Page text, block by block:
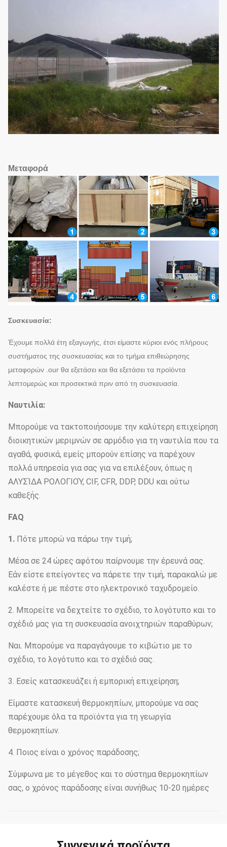
Μεταφορά
Συσκευασία:
Έχουμε πολλά έτη εξαγωγής, έτσι είμαστε κύριοι ενός πλήρους
συστήματος της συσκευασίας και το τμήμα επιθεώρησης
μεταφορών .our θα εξετάσει και θα εξετάσει τα προϊόντα
λεπτομερώς και προσεκτικά πριν από τη συσκευασία.
Ναυτιλία:
Μπορούμε να τακτοποιήσουμε την καλύτερη επιχείρηση
διοικητικών μεριμνών σε αρμόδιο για τη ναυτιλία που τα
αγαθά, φυσικά, εμείς μπορούν επίσης να παρέχουν
πολλά υπηρεσία για σας για να επιλέξουν, όπως η
ΑΛΥΣΊΔΑ ΡΟΛΟΓΙΟΎ, CIF, CFR, DDP, DDU και ούτω
καθεξής.
FAQ
1. Πότε μπορώ να πάρω την τιμή;
Μέσα σε 24 ώρες αφότου παίρνουμε την έρευνά σας.
Εάν είστε επείγοντες να πάρετε την τιμή, παρακαλώ με
καλέστε ή με πέστε στο ηλεκτρονικό ταχυδρομείο.
2. Μπορείτε να δεχτείτε το σχέδιο, το λογότυπο και το
σχέδιό μας για τη συσκευασία ανοιχτηριών παραθύρων;
Ναι. Μπορούμε να παραγάγουμε το κιβώτιο με το
σχέδιο, το λογότυπο και το σχέδιό σας.
3. Εσείς κατασκευάζει ή εμπορική επιχείρηση;
Είμαστε κατασκευή θερμοκηπίων, μπορούμε να σας
παρέχουμε όλα τα προϊόντα για τη γεωργία
θερμοκηπίων.
4. Ποιος είναι ο χρόνος παράδοσης;
Σύμφωνα με το μέγεθος και το σύστημα θερμοκηπίων
σας, ο χρόνος παράδοσης είναι συνήθως 10-20 ημέρες